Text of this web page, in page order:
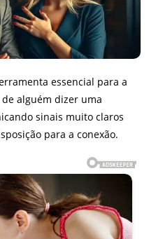
essencial para a
alguém dizer uma
sinais muito claros
para a conexão.